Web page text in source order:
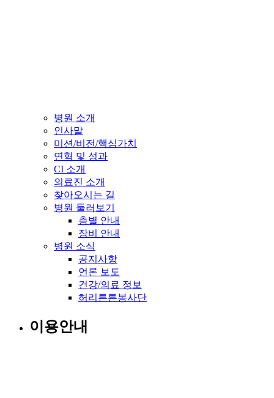
병원 소개
인사말
미션/비전/핵심가치
연혁 및 성과
CI 소개
의료진 소개
찾아오시는 길
병원 둘러보기
층별 안내
장비 안내
병원 소식
공지사항
언론 보도
건강/의료 정보
허리튼튼봉사단
이용안내